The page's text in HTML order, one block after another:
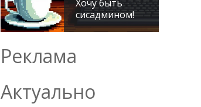
Хочу быть
сисадмином!
Реклама
Актуально